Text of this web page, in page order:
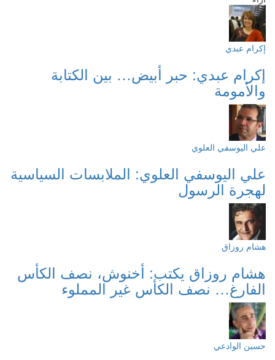
إكرام عبدي
إكرام عبدي: حبر أبيض… بين الكتابة
والأمومة
علي اليوسفي العلوي
علي اليوسفي العلوي: الملابسات السياسية
لهجرة الرسول
هشام روزاق
هشام روزاق يكتب: أخنوش، نصف الكأس
الفارغ… نصف الكأس غير المملوء
حسين الوادعي